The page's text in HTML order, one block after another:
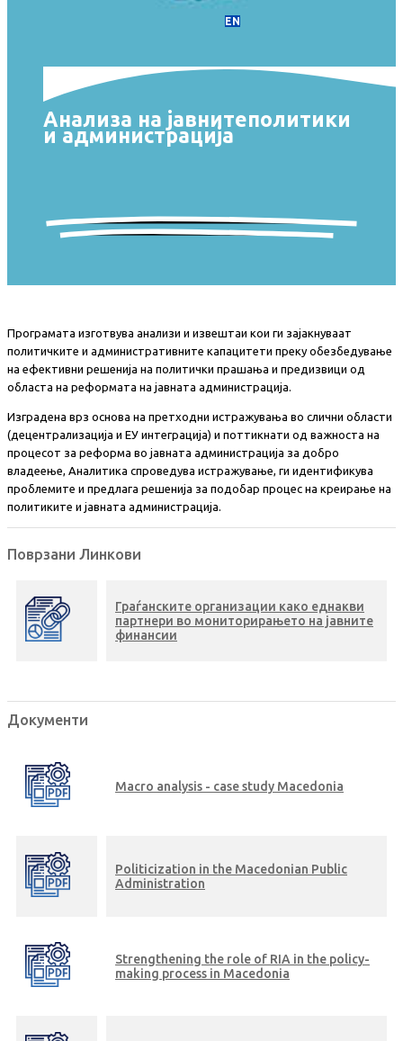
EN
Анализа на јавнитеполитики
и администрација
Програмата изготвува анализи и извештаи кои ги зајакнуваат
политичките и административните капацитети преку обезбедување
на ефективни решенија на политички прашања и предизвици од
областа на реформата на јавната администрација.
Изградена врз основа на претходни истражувања во слични области
(децентрализација и ЕУ интеграција) и поттикнати од важноста на
процесот за реформа во јавната администрација за добро
владеење, Аналитика спроведува истражување, ги идентификува
проблемите и предлага решенија за подобар процес на креирање на
политиките и јавната администрација.
Поврзани Линкови
Граѓанските организации како еднакви
партнери во мониторирањето на јавните
финансии
Документи
Macro analysis - case study Macedonia
Politicization in the Macedonian Public
Administration
Strengthening the role of RIA in the policy-
making process in Macedonia